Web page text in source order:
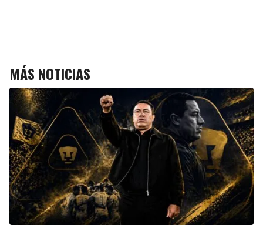
MÁS NOTICIAS